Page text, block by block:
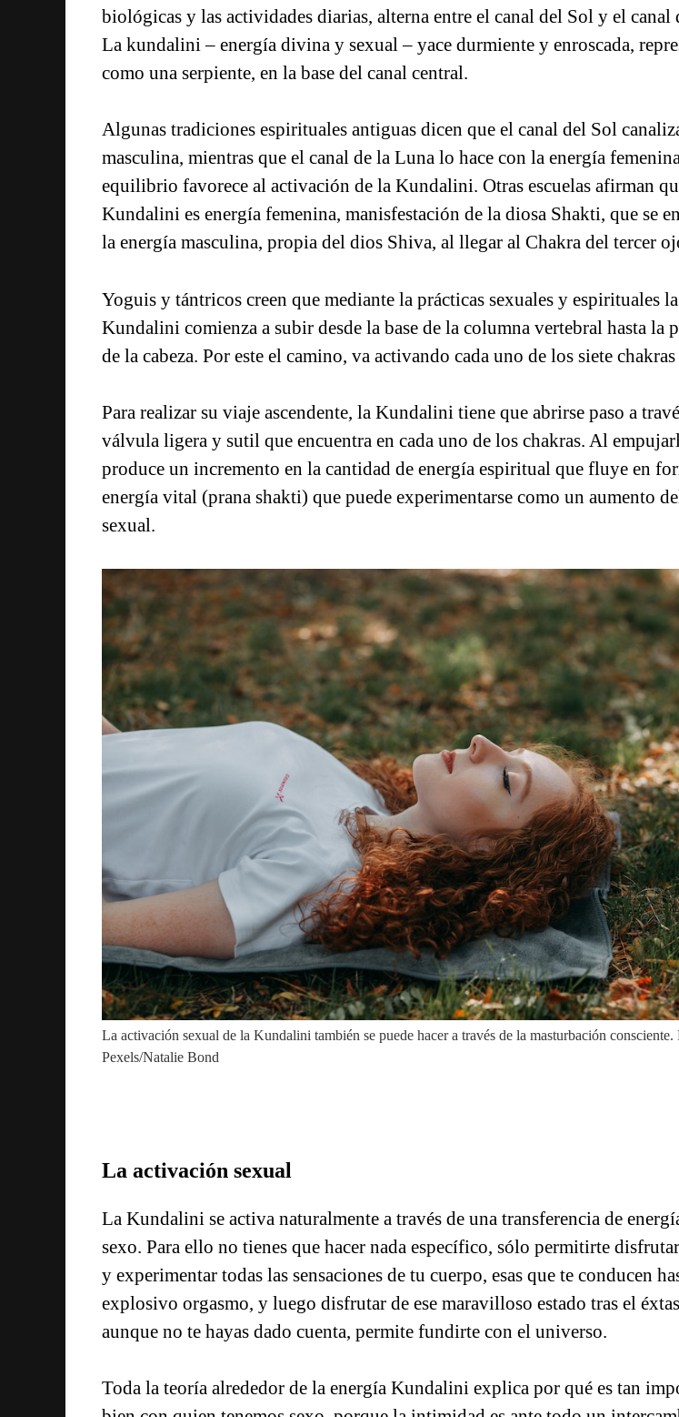
biológicas y las actividades diarias, alterna entre el canal del Sol y el canal
La kundalini – energía divina y sexual – yace durmiente y enroscada,
como una serpiente, en la base del canal central.
Algunas tradiciones espirituales antiguas dicen que el canal del Sol
masculina, mientras que el canal de la Luna lo hace con la energía
equilibrio favorece al activación de la Kundalini. Otras escuelas afirman
Kundalini es energía femenina, manisfestación de la diosa Shakti, que se
la energía masculina, propia del dios Shiva, al llegar al Chakra del tercer
Yoguis y tántricos creen que mediante la prácticas sexuales y espirituales
Kundalini comienza a subir desde la base de la columna vertebral hasta la
de la cabeza. Por este el camino, va activando cada uno de los siete chakras
Para realizar su viaje ascendente, la Kundalini tiene que abrirse paso a
válvula ligera y sutil que encuentra en cada uno de los chakras. Al
produce un incremento en la cantidad de energía espiritual que fluye en
energía vital (prana shakti) que puede experimentarse como un aumento
sexual.
La activación sexual de la Kundalini también se puede hacer a través de la masturbación consciente.
Pexels/Natalie Bond
La activación sexual
La Kundalini se activa naturalmente a través de una transferencia de
sexo. Para ello no tienes que hacer nada específico, sólo permitirte
y experimentar todas las sensaciones de tu cuerpo, esas que te conducen
explosivo orgasmo, y luego disfrutar de ese maravilloso estado tras el
aunque no te hayas dado cuenta, permite fundirte con el universo.
Toda la teoría alrededor de la energía Kundalini explica por qué es tan